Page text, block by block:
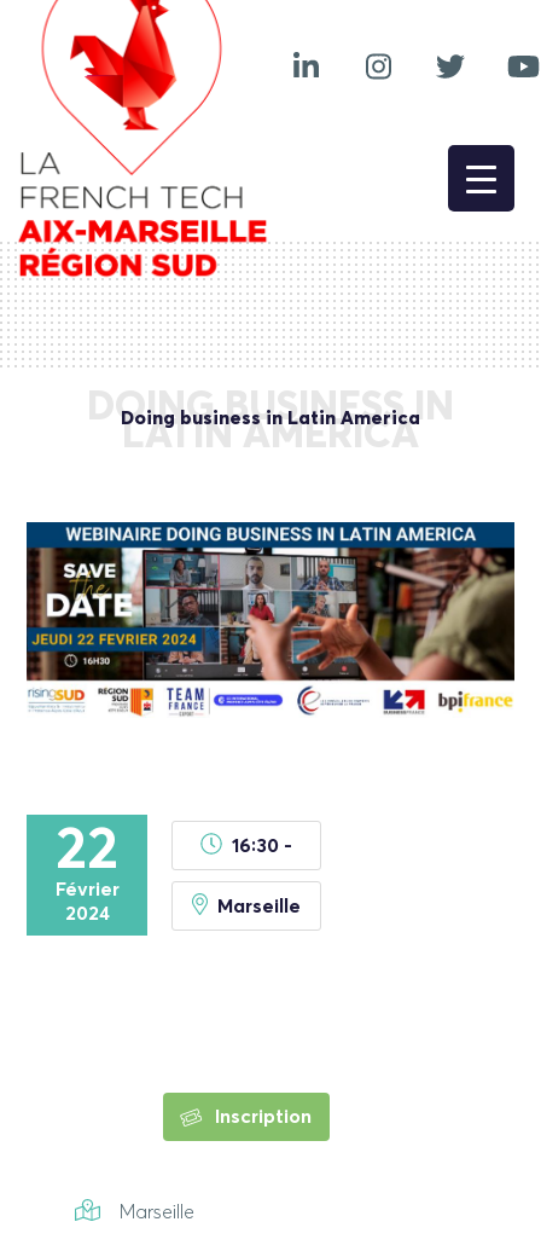
DOING BUSINESS IN
LATIN AMERICA
Doing business in Latin America
22
Février
2024
16:30 -
Marseille
Inscription
Marseille